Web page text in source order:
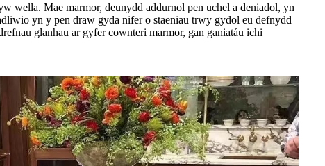
wella. Mae marmor, deunydd addurnol pen uchel a deniadol, yn
yn y pen draw gyda nifer o staeniau trwy gydol eu defnydd
glanhau ar gyfer cownteri marmor, gan ganiatáu ichi